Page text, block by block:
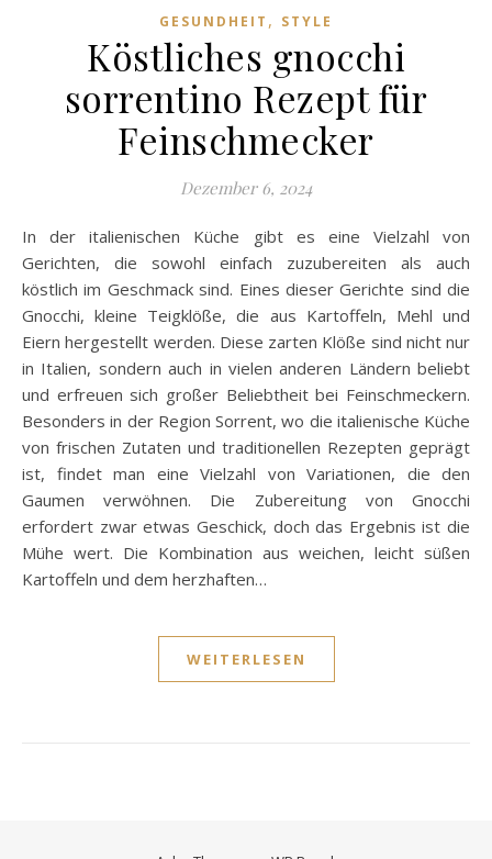
GESUNDHEIT , STYLE
Köstliches gnocchi
sorrentino Rezept für
Feinschmecker
Dezember 6, 2024
In der italienischen Küche gibt es eine Vielzahl von
Gerichten, die sowohl einfach zuzubereiten als auch
köstlich im Geschmack sind. Eines dieser Gerichte sind die
Gnocchi, kleine Teigklöße, die aus Kartoffeln, Mehl und
Eiern hergestellt werden. Diese zarten Klöße sind nicht nur
in Italien, sondern auch in vielen anderen Ländern beliebt
und erfreuen sich großer Beliebtheit bei Feinschmeckern.
Besonders in der Region Sorrent, wo die italienische Küche
von frischen Zutaten und traditionellen Rezepten geprägt
ist, findet man eine Vielzahl von Variationen, die den
Gaumen verwöhnen. Die Zubereitung von Gnocchi
erfordert zwar etwas Geschick, doch das Ergebnis ist die
Mühe wert. Die Kombination aus weichen, leicht süßen
Kartoffeln und dem herzhaften…
WEITERLESEN